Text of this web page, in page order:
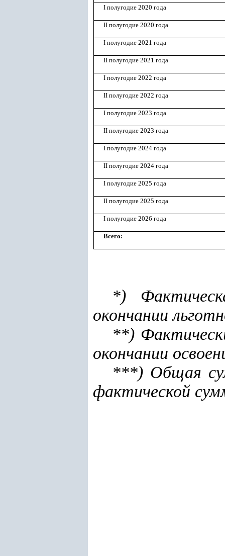
I полугодие 2020 года
II полугодие 2020 года
I полугодие 2021 года
II полугодие 2021 года
I полугодие 2022 года
II полугодие 2022 года
I полугодие 2023 года
II полугодие 2023 года
I полугодие 2024 года
II полугодие 2024 года
I полугодие 2025 года
II полугодие 2025 года
I полугодие 2026 года
Всего:
*)
окончании
**)
окончании
***) Общая
фактической